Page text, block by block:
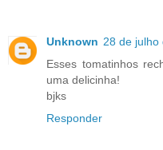
Unknown 28 de julho
Esses tomatinhos
uma delicinha!
bjks
Responder